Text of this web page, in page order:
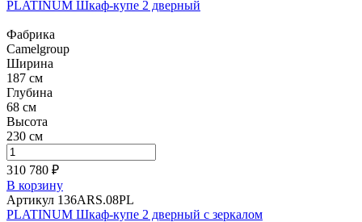
PLATINUM Шкаф-купе 2 дверный
Фабрика
Camelgroup
Ширина
187 см
Глубина
68 см
Высота
230 см
310 780 ₽
В корзину
Артикул 136ARS.08PL
PLATINUM Шкаф-купе 2 дверный c зеркалом